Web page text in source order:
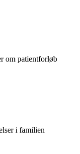
om patientforløb
i familien